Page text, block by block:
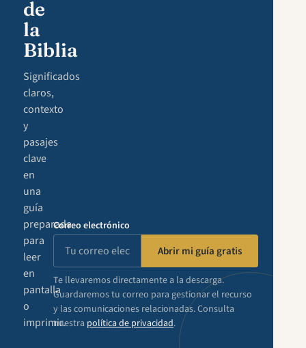
de
la
Biblia
Significados
claros,
contexto
y
pasajes
clave
en
una
guía
preparada
para
leer
en
pantalla
o
imprimir.
Correo electrónico
Abrir mi guía gratis
Te llevaremos directamente a la descarga.
Guardaremos tu correo para gestionar el recurso
y las comunicaciones relacionadas. Consulta
nuestra política de privacidad.